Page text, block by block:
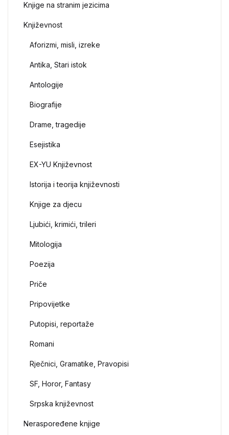
Knjige na stranim jezicima
Književnost
Aforizmi, misli, izreke
Antika, Stari istok
Antologije
Biografije
Drame, tragedije
Esejistika
EX-YU Književnost
Istorija i teorija književnosti
Knjige za djecu
Ljubići, krimići, trileri
Mitologija
Poezija
Priče
Pripovijetke
Putopisi, reportaže
Romani
Rječnici, Gramatike, Pravopisi
SF, Horor, Fantasy
Srpska književnost
Neraspoređene knjige